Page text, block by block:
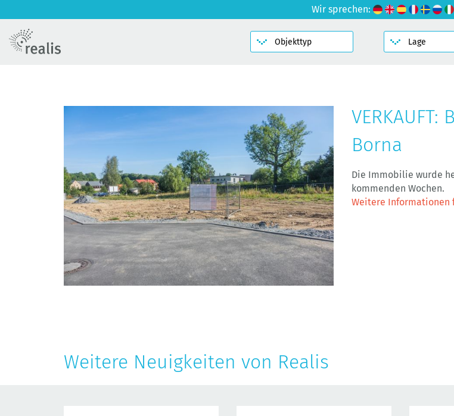
Wir sprechen:
Borna
Die Immobilie wurde
kommenden Wochen.
Weitere Informationen
Weitere Neuigkeiten von Realis